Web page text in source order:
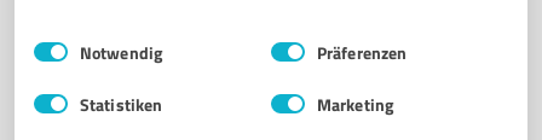
Impressum Datenschutzbestimmungen
Einwilligungsauswahl
Notwendig Präferenzen
Statistiken Marketing
61 Bewertungen (1 Quelle)